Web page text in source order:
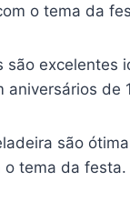
o tema da
são
de
são
o tema da festa.